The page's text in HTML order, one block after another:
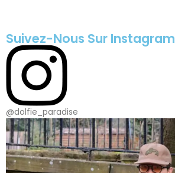
Suivez-Nous Sur Instagram
@dolfie_paradise